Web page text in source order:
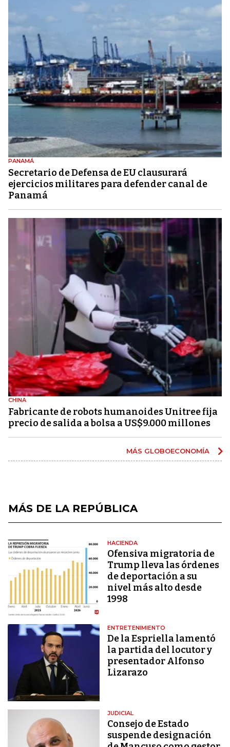
PANAMÁ
Secretario de Defensa de EU clausurará
ejercicios militares para defender canal de
Panamá
CHINA
Fabricante de robots humanoides Unitree fija
precio de salida a bolsa a US$9.000 millones
MÁS GLOBOECONOMÍA
MÁS DE LA REPÚBLICA
HACIENDA
Ofensiva migratoria de
Trump lleva las órdenes
de deportación a su
nivel más alto desde
1998
ENTRETENIMIENTO
De la Espriella lamentó
la partida del locutor y
presentador Alfonso
Lizarazo
JUDICIAL
Consejo de Estado
suspende designación